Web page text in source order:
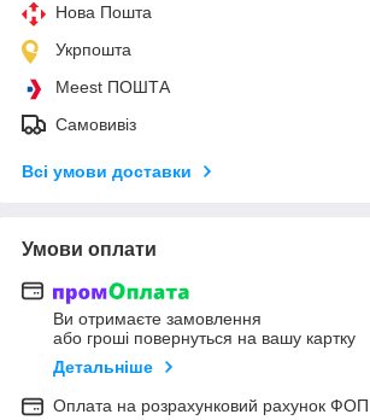
Нова Пошта
Укрпошта
Meest ПОШТА
Самовивіз
Всі умови доставки
Умови оплати
Ви отримаєте замовлення
або гроші повернуться на вашу картку
Детальніше
Оплата на розрахунковий рахунок